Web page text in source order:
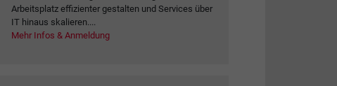
Arbeitsplatz effizienter gestalten und Services über
IT hinaus skalieren....
Mehr Infos & Anmeldung